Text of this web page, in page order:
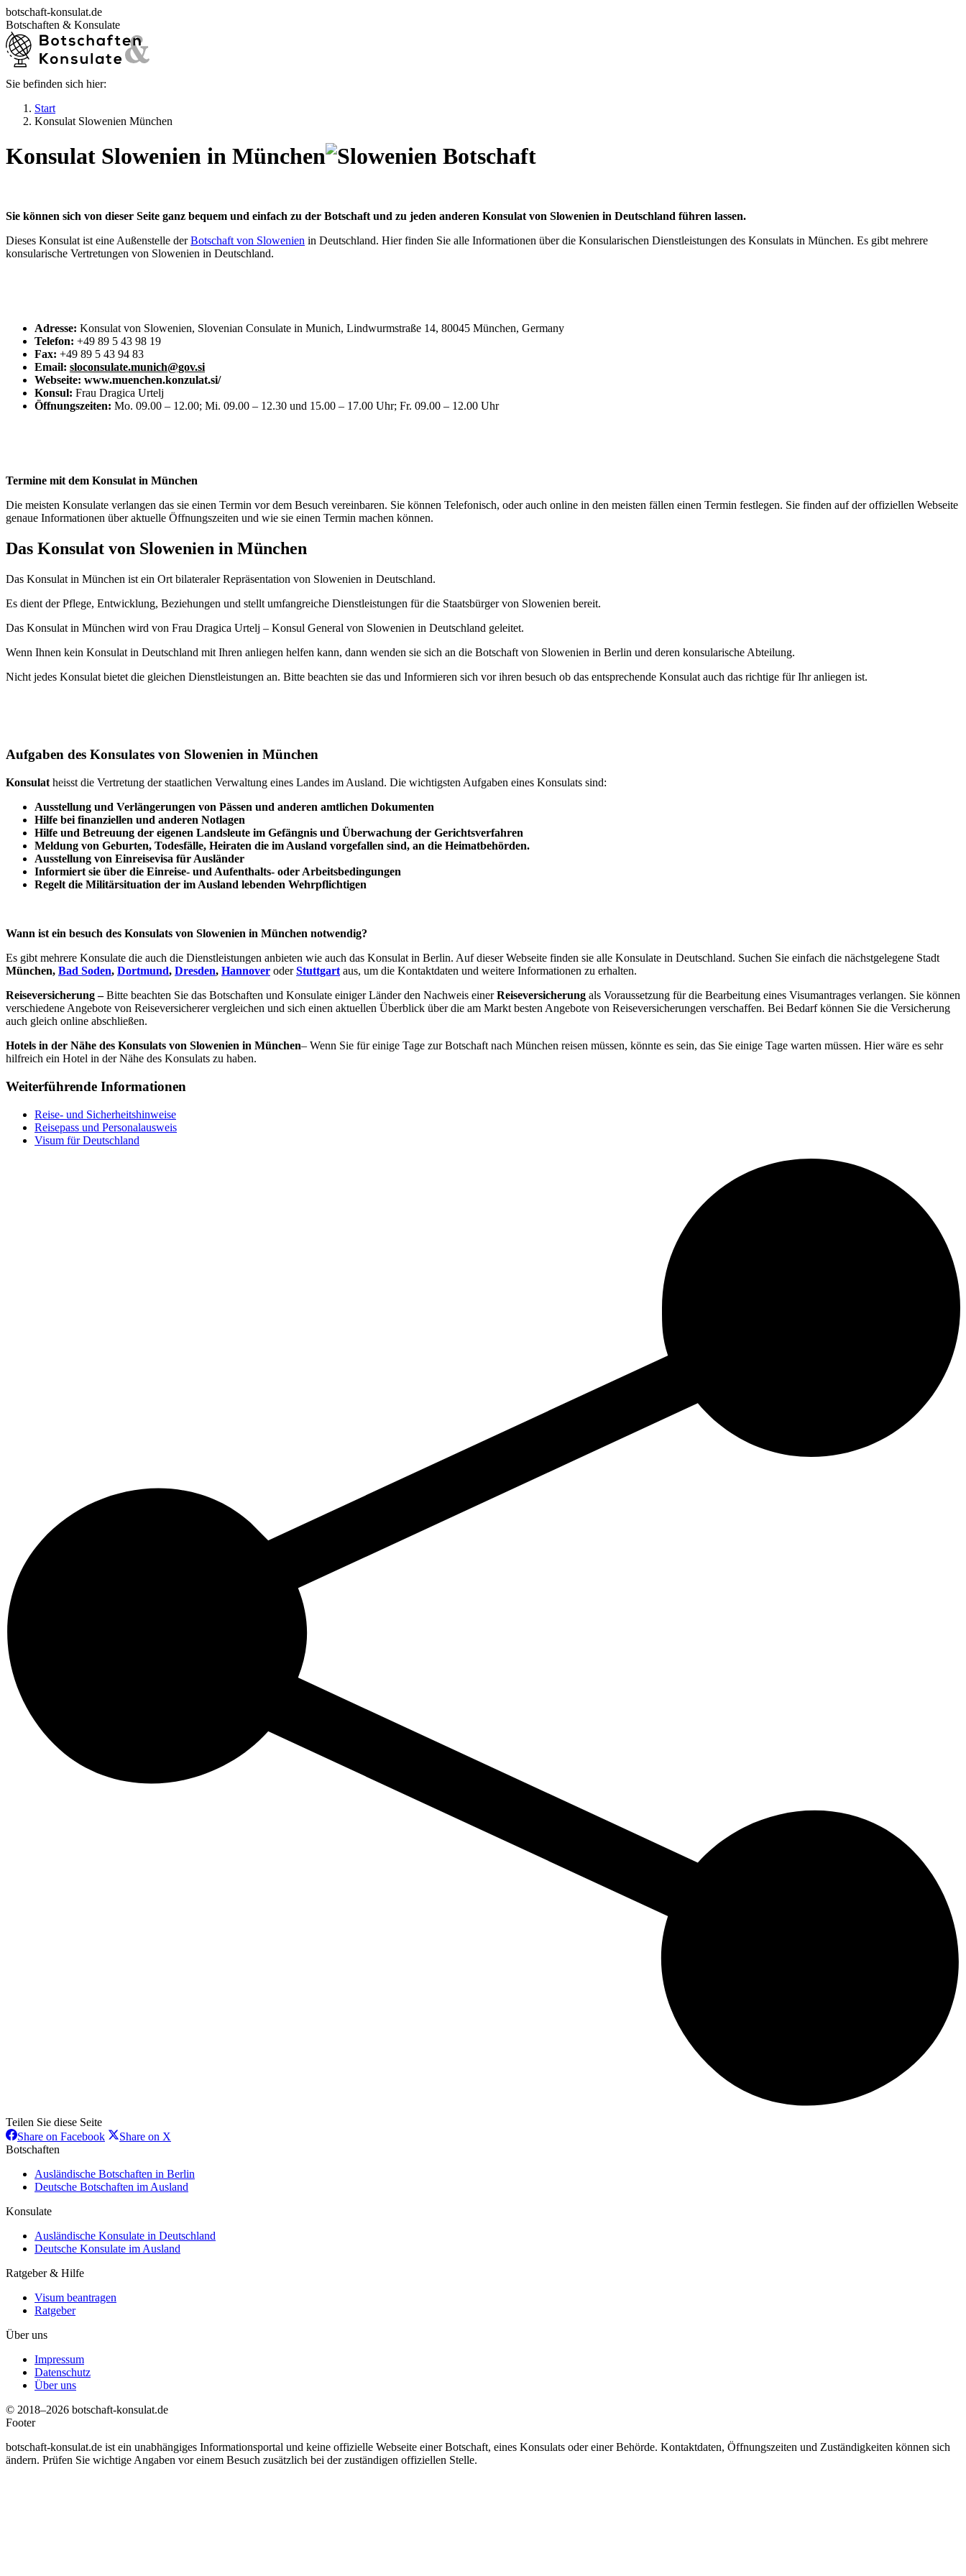
Zum
Inhalt
springen
botschaft-konsulat.de
Botschaften & Konsulate
Startseite
Botschaften im Ausland
Konsulate in Deutschland
Visum beantragen
Ratgeber
Sie befinden sich hier:
Start
Konsulat Slowenien München
Konsulat Slowenien in München
Sie können sich von dieser Seite ganz bequem und einfach zu der Botschaft und zu jeden anderen Konsulat von Slowenien in Deutschland führen lassen.
Dieses Konsulat ist eine Außenstelle derBotschaft von Slowenien in Deutschland. Hier finden Sie alle Informationen über die Konsularischen Dienstleistungen des Konsulats in München. Es gibt mehrere
konsularische Vertretungen von Slowenien in Deutschland.
Adresse: Konsulat von Slowenien, Slovenian Consulate in Munich, Lindwurmstraße 14, 80045 München, Germany
Telefon: +49 89 5 43 98 19
Fax: +49 89 5 43 94 83
Email: sloconsulate.munich@gov.si
Webseite: www.muenchen.konzulat.si/
Konsul: Frau Dragica Urtelj
Öffnungszeiten: Mo. 09.00 – 12.00; Mi. 09.00 – 12.30 und 15.00 – 17.00 Uhr; Fr. 09.00 – 12.00 Uhr
Termine mit dem Konsulat in München
Die meisten Konsulate verlangen das sie einen Termin vor dem Besuch vereinbaren. Sie können Telefonisch, oder auch online in den meisten fällen einen Termin festlegen. Sie finden auf der offiziellen Webseite
genaue Informationen über aktuelle Öffnungszeiten und wie sie einen Termin machen können.
Das Konsulat von Slowenien in München
Das Konsulat in München ist ein Ort bilateraler Repräsentation von Slowenien in Deutschland.
Es dient der Pflege, Entwicklung, Beziehungen und stellt umfangreiche Dienstleistungen für die Staatsbürger von Slowenien bereit.
Das Konsulat in München wird von Frau Dragica Urtelj – Konsul General von Slowenien in Deutschland geleitet.
Wenn Ihnen kein Konsulat in Deutschland mit Ihren anliegen helfen kann, dann wenden sie sich an die Botschaft von Slowenien in Berlin und deren konsularische Abteilung.
Nicht jedes Konsulat bietet die gleichen Dienstleistungen an. Bitte beachten sie das und Informieren sich vor ihren besuch ob das entsprechende Konsulat auch das richtige für Ihr anliegen ist.
Aufgaben des Konsulates von Slowenien in München
Konsulat heisst die Vertretung der staatlichen Verwaltung eines Landes im Ausland. Die wichtigsten Aufgaben eines Konsulats sind:
Ausstellung und Verlängerungen von Pässen und anderen amtlichen Dokumenten
Hilfe bei finanziellen und anderen Notlagen
Hilfe und Betreuung der eigenen Landsleute im Gefängnis und Überwachung der Gerichtsverfahren
Meldung von Geburten, Todesfälle, Heiraten die im Ausland vorgefallen sind, an die Heimatbehörden.
Ausstellung von Einreisevisa für Ausländer
Informiert sie über die Einreise- und Aufenthalts- oder Arbeitsbedingungen
Regelt die Militärsituation der im Ausland lebenden Wehrpflichtigen
Wann ist ein besuch des Konsulats von Slowenien in München notwendig?
Es gibt mehrere Konsulate die auch die Dienstleistungen anbieten wie auch das Konsulat in Berlin. Auf dieser Webseite finden sie alle Konsulate in Deutschland. Suchen Sie einfach die nächstgelegene Stadt
München, Bad Soden, Dortmund, Dresden, Hannover oderStuttgart aus, um die Kontaktdaten und weitere Informationen zu erhalten.
Reiseversicherung –Bitte beachten Sie das Botschaften und Konsulate einiger Länder den Nachweis einerReiseversicherung als Voraussetzung für die Bearbeitung eines Visumantrages verlangen. Sie können
verschiedene Angebote von Reiseversicherer vergleichen und sich einen aktuellen Überblick über die am Markt besten Angebote von Reiseversicherungen verschaffen. Bei Bedarf können Sie die Versicherung
auch gleich online abschließen.
Hotels in der Nähe des Konsulats von Slowenien in München– Wenn Sie für einige Tage zur Botschaft nach München reisen müssen, könnte es sein, das Sie einige Tage warten müssen. Hier wäre es sehr
hilfreich ein Hotel in der Nähe des Konsulats zu haben.
Weiterführende Informationen
Reise- und Sicherheitshinweise
Reisepass und Personalausweis
Visum für Deutschland
Teilen Sie diese Seite
Share on FacebookShareShare on X
Botschaften
Ausländische Botschaften in Berlin
Deutsche Botschaften im Ausland
Konsulate
Ausländische Konsulate in Deutschland
Deutsche Konsulate im Ausland
Ratgeber & Hilfe
Visum beantragen
Ratgeber
Über uns
Impressum
Datenschutz
Über uns
© 2018–2026 botschaft-konsulat.de
Footer
botschaft-konsulat.de ist ein unabhängiges Informationsportal und keine offizielle Webseite einer Botschaft, eines Konsulats oder einer Behörde. Kontaktdaten, Öffnungszeiten und Zuständigkeiten können sich
ändern. Prüfen Sie wichtige Angaben vor einem Besuch zusätzlich bei der zuständigen offiziellen Stelle.